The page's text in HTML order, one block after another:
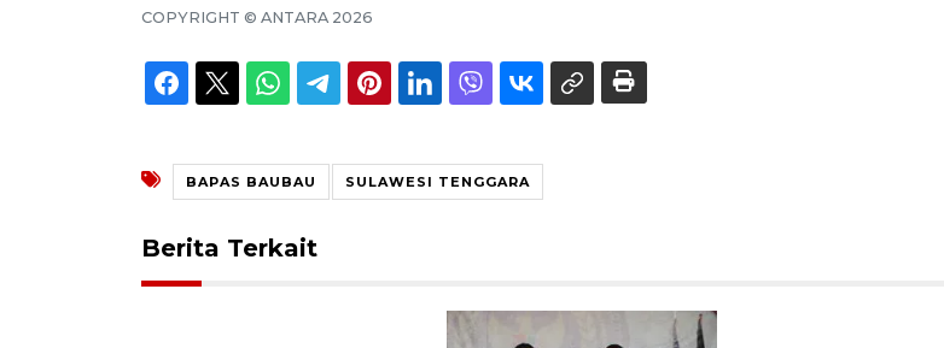
COPYRIGHT © ANTARA 2026
BAPAS BAUBAU SULAWESI TENGGARA
Berita Terkait